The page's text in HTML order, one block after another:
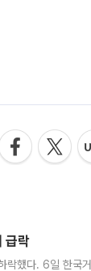
급락
락했다. 6일 한국거